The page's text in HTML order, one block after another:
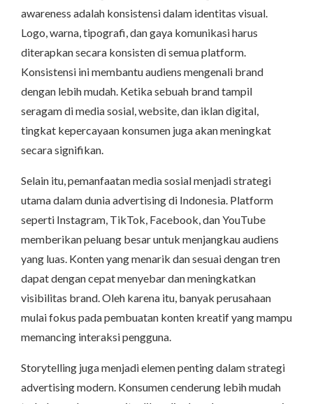
awareness adalah konsistensi dalam identitas visual.
Logo, warna, tipografi, dan gaya komunikasi harus
diterapkan secara konsisten di semua platform.
Konsistensi ini membantu audiens mengenali brand
dengan lebih mudah. Ketika sebuah brand tampil
seragam di media sosial, website, dan iklan digital,
tingkat kepercayaan konsumen juga akan meningkat
secara signifikan.
Selain itu, pemanfaatan media sosial menjadi strategi
utama dalam dunia advertising di Indonesia. Platform
seperti Instagram, TikTok, Facebook, dan YouTube
memberikan peluang besar untuk menjangkau audiens
yang luas. Konten yang menarik dan sesuai dengan tren
dapat dengan cepat menyebar dan meningkatkan
visibilitas brand. Oleh karena itu, banyak perusahaan
mulai fokus pada pembuatan konten kreatif yang mampu
memancing interaksi pengguna.
Storytelling juga menjadi elemen penting dalam strategi
advertising modern. Konsumen cenderung lebih mudah